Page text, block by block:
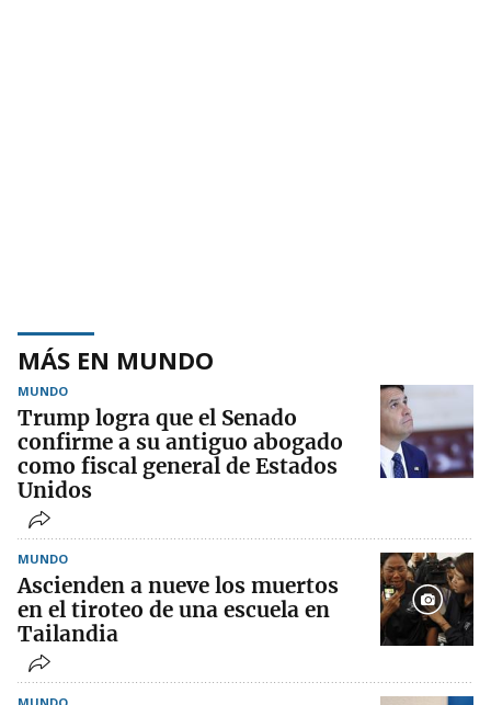
MÁS EN MUNDO
MUNDO
Trump logra que el Senado
confirme a su antiguo abogado
como fiscal general de Estados
Unidos
MUNDO
Ascienden a nueve los muertos
en el tiroteo de una escuela en
Tailandia